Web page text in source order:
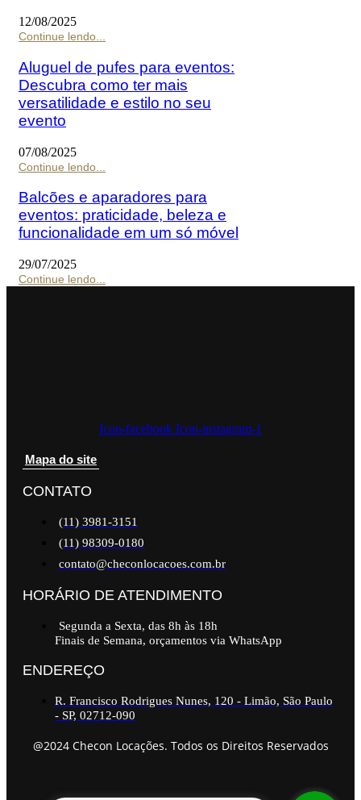
12/08/2025
Continue lendo...
Aluguel de pufes para eventos:
Descubra como ter mais
versatilidade e estilo no seu
evento
07/08/2025
Continue lendo...
Balcões e aparadores para
eventos: praticidade, beleza e
funcionalidade em um só móvel
29/07/2025
Continue lendo...
Icon-facebook Icon-instagram-1
Mapa do site
CONTATO
(11) 3981-3151
(11) 98309-0180
contato@checonlocacoes.com.br
HORÁRIO DE ATENDIMENTO
Segunda a Sexta, das 8h às 18h
Finais de Semana, orçamentos via WhatsApp
ENDEREÇO
R. Francisco Rodrigues Nunes, 120 - Limão, São Paulo
- SP, 02712-090
@2024 Checon Locações. Todos os Direitos Reservados